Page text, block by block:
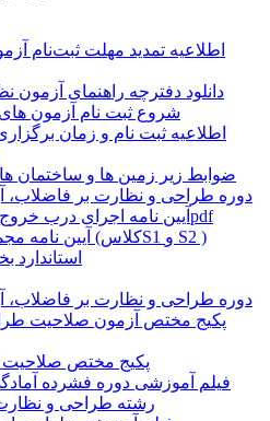
اطلاعیه تمدید مهلت ثبت‌نام
دانلود دفترچه راهنمای آزمون
شروع ثبت نام آزمون های
اطلاعیه ثبت نام و زمان
ضوابط زیر زمین ها و ساختمان
دوره طراحی و نظارت بر فاضلاب،
آیین نامه اجرای درب خروج آتش نشانی و دوربند+فایلpdf
آیین نامه مجموعه پمپ های آتش نشانی (کلاسS1 و S2 )
دوره طراحی و نظارت بر فاضلاب،
پکیج مختص آزمون صلاحیت
پکیج مختص صلاحیت
فیلم آموزشی دوره فشرده
رشته طراحی و